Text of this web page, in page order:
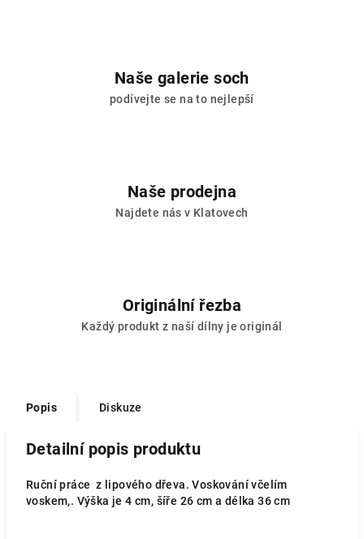
Naše galerie soch
podívejte se na to nejlepší
Naše prodejna
Najdete nás v Klatovech
Originální řezba
Každý produkt z naší dílny je originál
Popis Diskuze
Detailní popis produktu
Ruční práce z lipového dřeva. Voskování včelím
voskem,. Výška je 4 cm, šíře 26 cm a délka 36 cm